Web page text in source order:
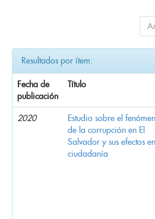
Resultados por ítem:
Fecha de
publicación
Título
2020
Estudio sobre el
de la corrupción en El
Salvador y sus efectos
ciudadanía